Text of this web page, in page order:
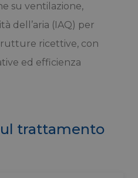
su ventilazione,
dell’aria (IAQ) per
ricettive, con
ed efficienza
trattamento